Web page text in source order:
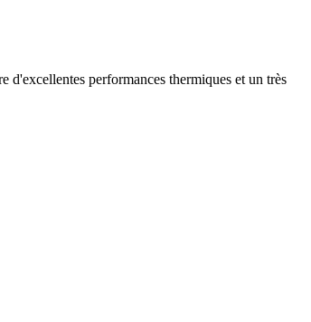
d'excellentes performances thermiques et un très